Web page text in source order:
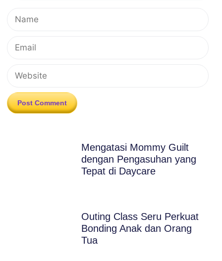
Mengatasi Mommy Guilt
dengan Pengasuhan yang
Tepat di Daycare
Outing Class Seru Perkuat
Bonding Anak dan Orang
Tua